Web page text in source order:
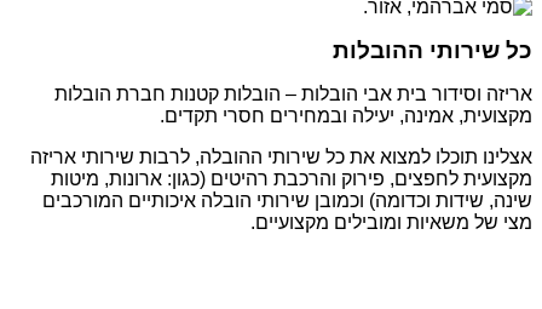
כל שירותי ההובלות
אריזה וסידור בית אבי הובלות – הובלות קטנות חברת הובלות
מקצועית, אמינה, יעילה ובמחירים חסרי תקדים.
אצלינו תוכלו למצוא את כל שירותי ההובלה, לרבות שירותי אריזה
מקצועית לחפצים, פירוק והרכבת רהיטים (כגון: ארונות, מיטות
שינה, שידות וכדומה) וכמובן שירותי הובלה איכותיים המורכבים
מצי של משאיות ומובילים מקצועיים.